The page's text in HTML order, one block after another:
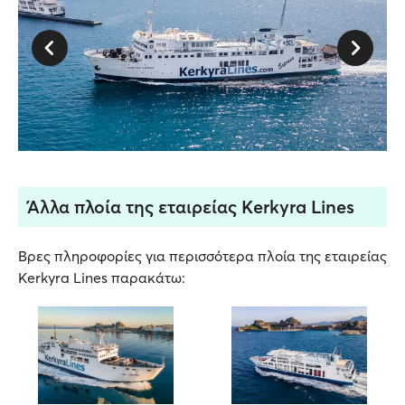
Άλλα πλοία της εταιρείας Kerkyra Lines
Βρες πληροφορίες για περισσότερα πλοία της εταιρείας
Kerkyra Lines παρακάτω: